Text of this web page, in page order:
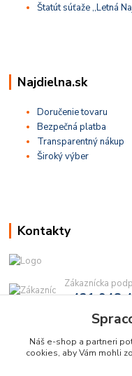
Štatút súťaže ,,Letná
Najdielna.sk
Doručenie tovaru
Bezpečná platba
Transparentný nákup
Široký výber
Kontakty
Zákaznícka
+421 948
(Po-Pia, 9-16
info@najdielna.sk
Náš e-shop a partneri
cookies, aby Vám mohli